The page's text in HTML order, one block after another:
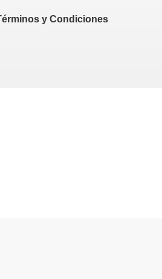
y Condiciones